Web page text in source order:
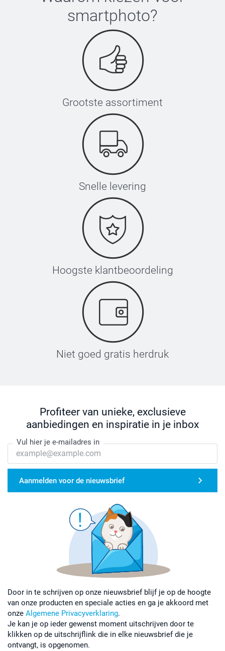
smartphoto?
Grootste assortiment
Snelle levering
Hoogste klantbeoordeling
Niet goed gratis herdruk
Profiteer van unieke, exclusieve
aanbiedingen en inspiratie in je inbox
Vul hier je e-mailadres in
Aanmelden voor de nieuwsbrief
Door in te schrijven op onze nieuwsbrief blijf je op de hoogte
van onze producten en speciale acties en ga je akkoord met
onze Algemene Privacyverklaring.
Je kan je op ieder gewenst moment uitschrijven door te
klikken op de uitschrijflink die in elke nieuwsbrief die je
ontvangt, is opgenomen.